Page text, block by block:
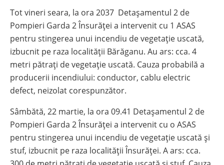
Tot vineri seara, la ora 2037 Detașamentul 2 de
Pompieri Garda 2 Însurăței a intervenit cu 1 ASAS
pentru stingerea unui incendiu de vegetație uscată,
izbucnit pe raza localității Bărăganu. Au ars: cca. 4
metri pătrați de vegetație uscată. Cauza probabilă a
producerii incendiului: conductor, cablu electric
defect, neizolat corespunzător.
Sâmbătă, 22 martie, la ora 09.41 Detașamentul 2 de
Pompieri Garda 2 Însurăței a intervenit cu o ASAS
pentru stingerea unui incendiu de vegetație uscată și
stuf, izbucnit pe raza localității Însurăței. A ars: cca.